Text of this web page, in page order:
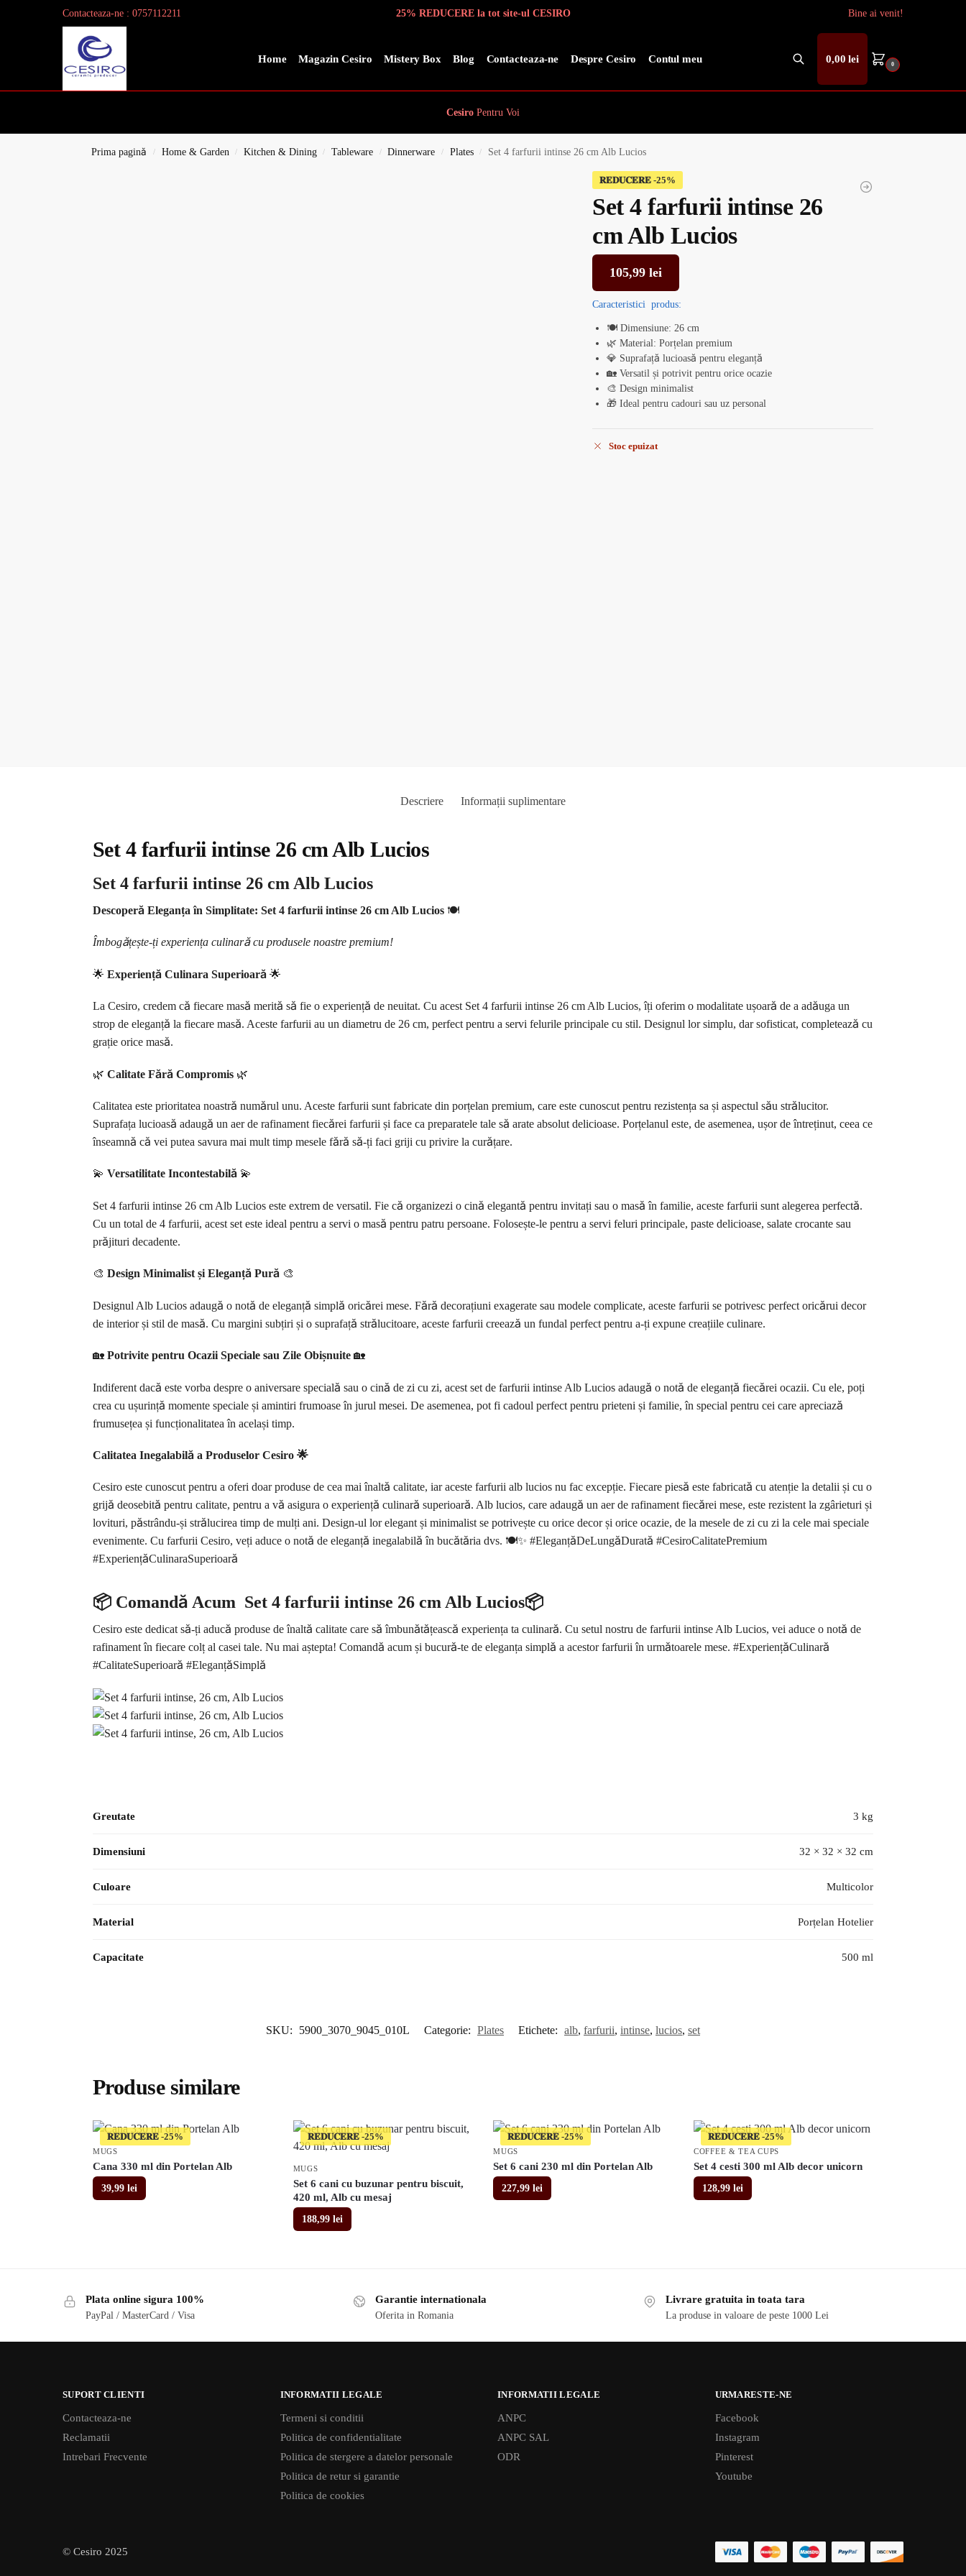
Contacteaza-ne : 0757112211 25% REDUCERE la tot site-ul CESIRO Bine ai venit!
Home Magazin Cesiro Mistery Box Blog Contacteaza-ne Despre Cesiro Contul meu
Search
0,00lei 0
Cesiro Pentru Voi
Prima pagină / Home & Garden / Kitchen & Dining / Tableware / Dinnerware / Plates / Set 4 farfurii intinse 26 cm Alb Lucios
𝐑𝐄𝐃𝐔𝐂𝐄𝐑𝐄
Set 4 farfurii intinse 26
cm Alb Lucios
105,99lei
Caracteristici produs:
🍽️ Dimensiune: 26 cm
🌿 Material: Porțelan premium
💎 Suprafață lucioasă pentru eleganță
🏡 Versatil și potrivit pentru orice ocazie
🎨 Design minimalist
🎁 Ideal pentru cadouri sau uz personal
Stoc epuizat
Descriere Informații suplimentare
Set 4 farfurii intinse 26 cm Alb Lucios
Set 4 farfurii intinse 26 cm Alb Lucios
Descoperă Eleganța în Simplitate: Set 4 farfurii intinse 26 cm Alb Lucios🍽️
Îmbogățește-ți experiența culinară cu produsele noastre premium!
🌟 Experiență Culinara Superioară🌟
La Cesiro, credem că fiecare masă merită să fie o experiență de neuitat. Cu acest Set 4 farfurii intinse 26 cm Alb Lucios, îți oferim o modalitate ușoară de a adăuga un
strop de eleganță la fiecare masă. Aceste farfurii au un diametru de 26 cm, perfect pentru a servi felurile principale cu stil. Designul lor simplu, dar sofisticat, completează cu
grație orice masă.
🌿 Calitate Fără Compromis🌿
Calitatea este prioritatea noastră numărul unu. Aceste farfurii sunt fabricate din porțelan premium, care este cunoscut pentru rezistența sa și aspectul său strălucitor.
Suprafața lucioasă adaugă un aer de rafinament fiecărei farfurii și face ca preparatele tale să arate absolut delicioase. Porțelanul este, de asemenea, ușor de întreținut, ceea ce
înseamnă că vei putea savura mai mult timp mesele fără să-ți faci griji cu privire la curățare.
💫 Versatilitate Incontestabilă💫
Set 4 farfurii intinse 26 cm Alb Lucios este extrem de versatil. Fie că organizezi o cină elegantă pentru invitați sau o masă în familie, aceste farfurii sunt alegerea perfectă.
Cu un total de 4 farfurii, acest set este ideal pentru a servi o masă pentru patru persoane. Folosește-le pentru a servi feluri principale, paste delicioase, salate crocante sau
prăjituri decadente.
🎨 Design Minimalist și Eleganță Pură🎨
Designul Alb Lucios adaugă o notă de eleganță simplă oricărei mese. Fără decorațiuni exagerate sau modele complicate, aceste farfurii se potrivesc perfect oricărui decor
de interior și stil de masă. Cu margini subțiri și o suprafață strălucitoare, aceste farfurii creează un fundal perfect pentru a-ți expune creațiile culinare.
🏡 Potrivite pentru Ocazii Speciale sau Zile Obișnuite🏡
Indiferent dacă este vorba despre o aniversare specială sau o cină de zi cu zi, acest set de farfurii intinse Alb Lucios adaugă o notă de eleganță fiecărei ocazii. Cu ele, poți
crea cu ușurință momente speciale și amintiri frumoase în jurul mesei. De asemenea, pot fi cadoul perfect pentru prieteni și familie, în special pentru cei care apreciază
frumusețea și funcționalitatea în același timp.
Calitatea Inegalabilă a Produselor Cesiro 🌟
Cesiro este cunoscut pentru a oferi doar produse de cea mai înaltă calitate, iar aceste farfurii alb lucios nu fac excepție. Fiecare piesă este fabricată cu atenție la detalii și cu o
grijă deosebită pentru calitate, pentru a vă asigura o experiență culinară superioară. Alb lucios, care adaugă un aer de rafinament fiecărei mese, este rezistent la zgârieturi și
lovituri, păstrându-și strălucirea timp de mulți ani. Design-ul lor elegant și minimalist se potrivește cu orice decor și orice ocazie, de la mesele de zi cu zi la cele mai speciale
evenimente. Cu farfurii Cesiro, veți aduce o notă de eleganță inegalabilă în bucătăria dvs. 🍽️✨ #EleganțăDeLungăDurată #CesiroCalitatePremium
#ExperiențăCulinaraSuperioară
📦 Comandă AcumSet 4 farfurii intinse 26 cm Alb Lucios📦
Cesiro este dedicat să-ți aducă produse de înaltă calitate care să îmbunătățească experiența ta culinară. Cu setul nostru de farfurii intinse Alb Lucios, vei aduce o notă de
rafinament în fiecare colț al casei tale. Nu mai aștepta! Comandă acum și bucură-te de eleganța simplă a acestor farfurii în următoarele mese. #ExperiențăCulinară
#CalitateSuperioară #EleganțăSimplă
Greutate 3 kg
Dimensiuni 32 × 32 × 32 cm
Culoare Multicolor
Material Porțelan Hotelier
Capacitate 500 ml
SKU: 5900_3070_9045_010L Categorie: Plates Etichete: alb, farfurii, intinse, lucios, set
Produse similare
𝐑𝐄𝐃𝐔𝐂𝐄𝐑𝐄
MUGS
Cana 330 ml din Portelan Alb
39,99 lei
𝐑𝐄𝐃𝐔𝐂𝐄𝐑𝐄
MUGS
Set 6 cani cu buzunar pentru biscuit,
420 ml, Alb cu mesaj
188,99 lei
𝐑𝐄𝐃𝐔𝐂𝐄𝐑𝐄
MUGS
Set 6 cani 230 ml din Portelan Alb
227,99lei
𝐑𝐄𝐃𝐔𝐂𝐄𝐑𝐄
COFFEE & TEA CUPS
Set 4 cesti 300 ml Alb decor unicorn
128,99lei
Plata online sigura 100%
PayPal / MasterCard / Visa
Garantie internationala
Oferita in Romania
Livrare gratuita in toata tara
La produse in valoare de peste 1000 Lei
SUPORT CLIENTI
Contacteaza-ne
Reclamatii
Intrebari Frecvente
INFORMATII LEGALE
Termeni si conditii
Politica de confidentialitate
Politica de stergere a datelor personale
Politica de retur si garantie
Politica de cookies
INFORMATII LEGALE
ANPC
ANPC SAL
ODR
URMARESTE-NE
Facebook
Instagram
Pinterest
Youtube
© Cesiro 2025